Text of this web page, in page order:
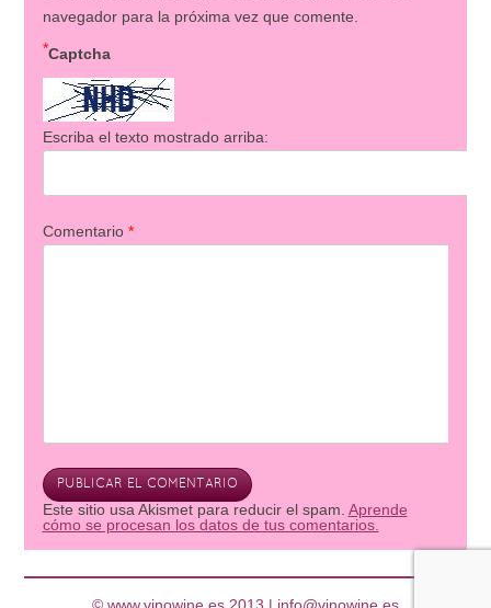
navegador para la próxima vez que comente.
Captcha
*
Escriba el texto mostrado arriba:
Comentario *
Este sitio usa Akismet para reducir el spam. Aprende
cómo se procesan los datos de tus comentarios.